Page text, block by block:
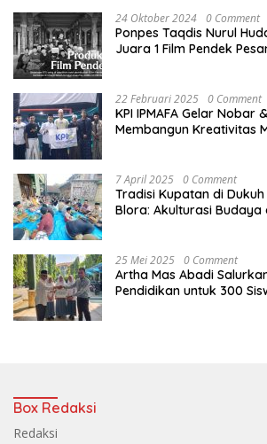
24 Oktober 2024 0 Comment
Ponpes Taqdis Nurul
Juara 1 Film Pendek
22 Februari 2025 0 Comment
KPI IPMAFA Gelar Nobar
Membangun Kreativitas
7 April 2025 0 Comment
Tradisi Kupatan di
Blora: Akulturasi Budaya
25 Mei 2025 0 Comment
Artha Mas Abadi
Pendidikan untuk 300
Box Redaksi
Redaksi